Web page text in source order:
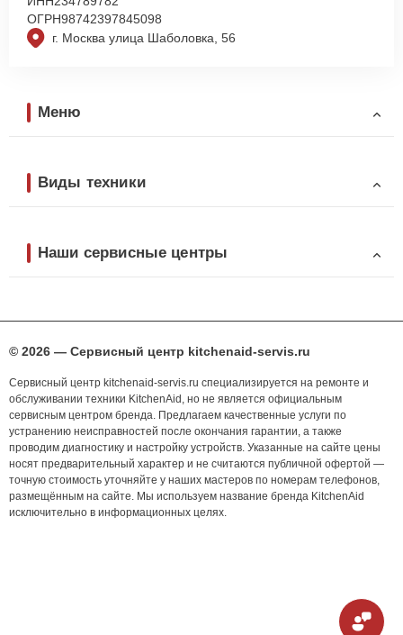
г. Москва улица Шаболовка, 56
ОГРН98742397845098
Меню
Виды техники
Наши сервисные центры
© 2026 — Сервисный центр kitchenaid-servis.ru
Сервисный центр kitchenaid-servis.ru специализируется на ремонте и
обслуживании техники KitchenAid, но не является официальным
сервисным центром бренда. Предлагаем качественные услуги по
устранению неисправностей после окончания гарантии, а также
проводим диагностику и настройку устройств. Указанные на сайте цены
носят предварительный характер и не считаются публичной офертой —
точную стоимость уточняйте у наших мастеров по номерам телефонов,
размещённым на сайте. Мы используем название бренда KitchenAid
исключительно в информационных целях.